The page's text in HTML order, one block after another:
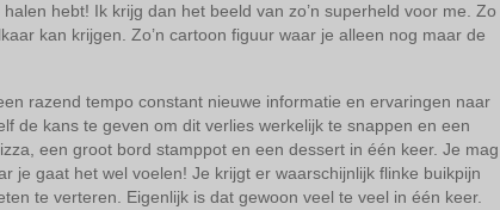
hebt! Ik krijg dan het beeld van zo’n superheld voor me. Zo
kan krijgen. Zo’n cartoon figuur waar je alleen nog maar de
razend tempo constant nieuwe informatie en ervaringen naar
de kans te geven om dit verlies werkelijk te snappen en een
een groot bord stamppot en een dessert in één keer. Je mag
je gaat het wel voelen! Je krijgt er waarschijnlijk flinke buikpijn
te verteren. Eigenlijk is dat gewoon veel te veel in één keer.